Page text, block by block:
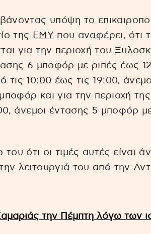
υπόψη το
της ΕΜΥ που αναφέρει, ότι
για την περιοχή του
6 μποφόρ με ριπές έως
τις 10:00 έως τις 19:00,
και για την περιοχή
άνεμοι έντασης 5 μποφόρ
ότι οι τιμές αυτές είναι
λειτουργιά του από την
την Πέμπτη λόγω των